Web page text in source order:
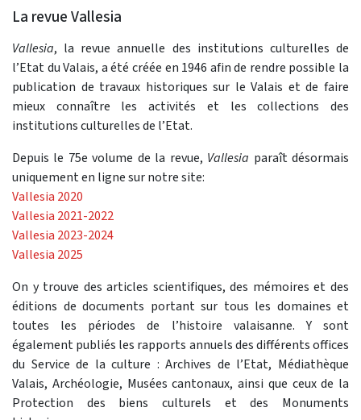
La revue Vallesia
Vallesia, la revue annuelle des institutions culturelles de
l’Etat du Valais, a été créée en 1946 afin de rendre possible la
publication de travaux historiques sur le Valais et de faire
mieux connaître les activités et les collections des
institutions culturelles de l’Etat.
Depuis le 75e volume de la revue, Vallesia paraît désormais
uniquement en ligne sur notre site:
Vallesia 2020
Vallesia 2021-2022
Vallesia 2023-2024
Vallesia 2025
On y trouve des articles scientifiques, des mémoires et des
éditions de documents portant sur tous les domaines et
toutes les périodes de l’histoire valaisanne. Y sont
également publiés les rapports annuels des différents offices
du Service de la culture : Archives de l’Etat, Médiathèque
Valais, Archéologie, Musées cantonaux, ainsi que ceux de la
Protection des biens culturels et des Monuments